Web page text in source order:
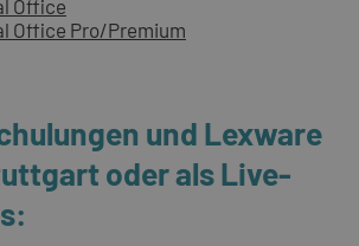
Office
Office Pro/Premium
und Lexware
oder als Live-